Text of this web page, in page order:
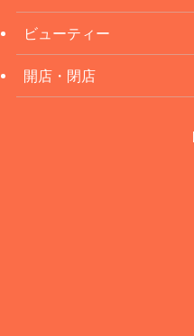
ビューティー
開店・閉店